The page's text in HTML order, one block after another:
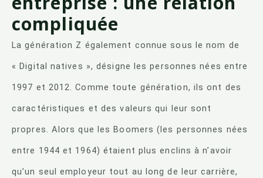
compliquée
La génération Z également connue sous le nom de
« Digital natives », désigne les personnes nées entre
1997 et 2012. Comme toute génération, ils ont des
caractéristiques et des valeurs qui leur sont
propres. Alors que les Boomers (les personnes nées
entre 1944 et 1964) étaient plus enclins à n’avoir
qu’un seul employeur tout au long de leur carrière,